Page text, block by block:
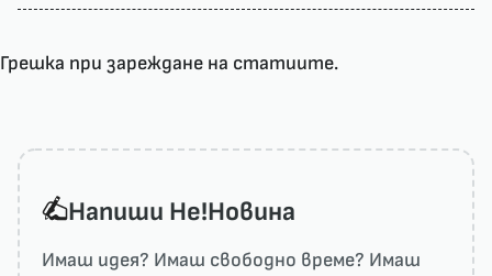
Грешка при зареждане на статиите.
Напиши He!Новина
Имаш идея? Имаш свободно време? Имаш